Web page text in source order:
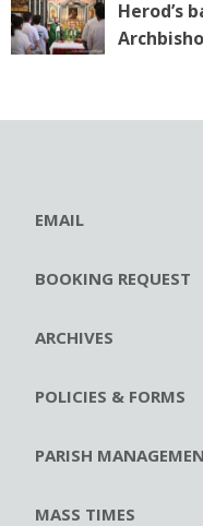
Herod’s
EMAIL
BOOKING REQUEST
ARCHIVES
POLICIES & FORMS
PARISH
MASS TIMES